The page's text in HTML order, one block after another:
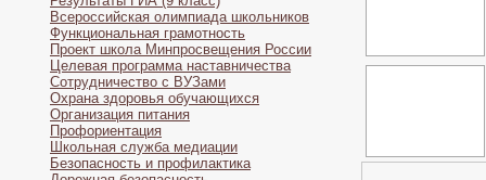
Всероссийская олимпиада школьников
Функциональная грамотность
Проект школа Минпросвещения России
Целевая программа наставничества
Сотрудничество с ВУЗами
Охрана здоровья обучающихся
Организация питания
Профориентация
Школьная служба медиации
Безопасность и профилактика